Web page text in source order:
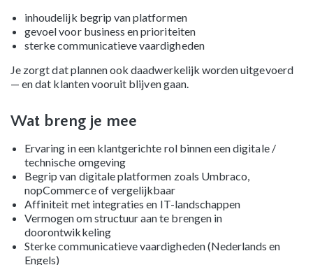
inhoudelijk begrip van platformen
gevoel voor business en prioriteiten
sterke communicatieve vaardigheden
Je zorgt dat plannen ook daadwerkelijk worden uitgevoerd
— en dat klanten vooruit blijven gaan.
Wat breng je mee
Ervaring in een klantgerichte rol binnen een digitale /
technische omgeving
Begrip van digitale platformen zoals Umbraco,
nopCommerce of vergelijkbaar
Affiniteit met integraties en IT-landschappen
Vermogen om structuur aan te brengen in
doorontwikkeling
Sterke communicatieve vaardigheden (Nederlands en
Engels)